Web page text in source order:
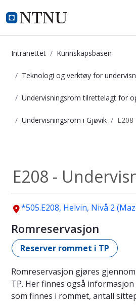
i.ntnu.no
Intranettet Kunnskapsbasen
Teknologi og verktøy for
Undervisningsrom tilrettelagt for
Undervisningsrom i Gjøvik
E208 -
*505.E208, Helvin, Nivå 2
Romreservasjon
Reserver rommet i TP
Romreservasjon gjøres
TP. Her finnes også
som finnes i rommet, antall